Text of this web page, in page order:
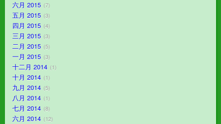
六月 2015 7
五月 2015 3
四月 2015 4
三月 2015 3
二月 2015 5
一月 2015 3
十二月 2014 1
十月 2014 1
九月 2014 5
八月 2014 1
七月 2014 8
六月 2014 12